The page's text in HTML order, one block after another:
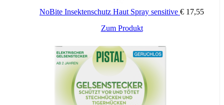
NoBite Insektenschutz Haut Spray sensitive € 17,55
Zum Produkt